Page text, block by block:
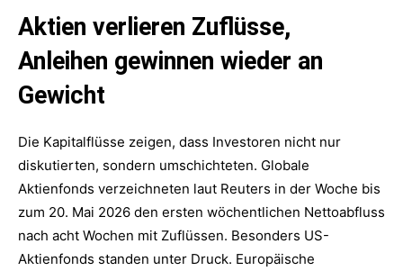
Aktien verlieren Zuflüsse,
Anleihen gewinnen wieder an
Gewicht
Die Kapitalflüsse zeigen, dass Investoren nicht nur
diskutierten, sondern umschichteten. Globale
Aktienfonds verzeichneten laut Reuters in der Woche bis
zum 20. Mai 2026 den ersten wöchentlichen Nettoabfluss
nach acht Wochen mit Zuflüssen. Besonders US-
Aktienfonds standen unter Druck. Europäische